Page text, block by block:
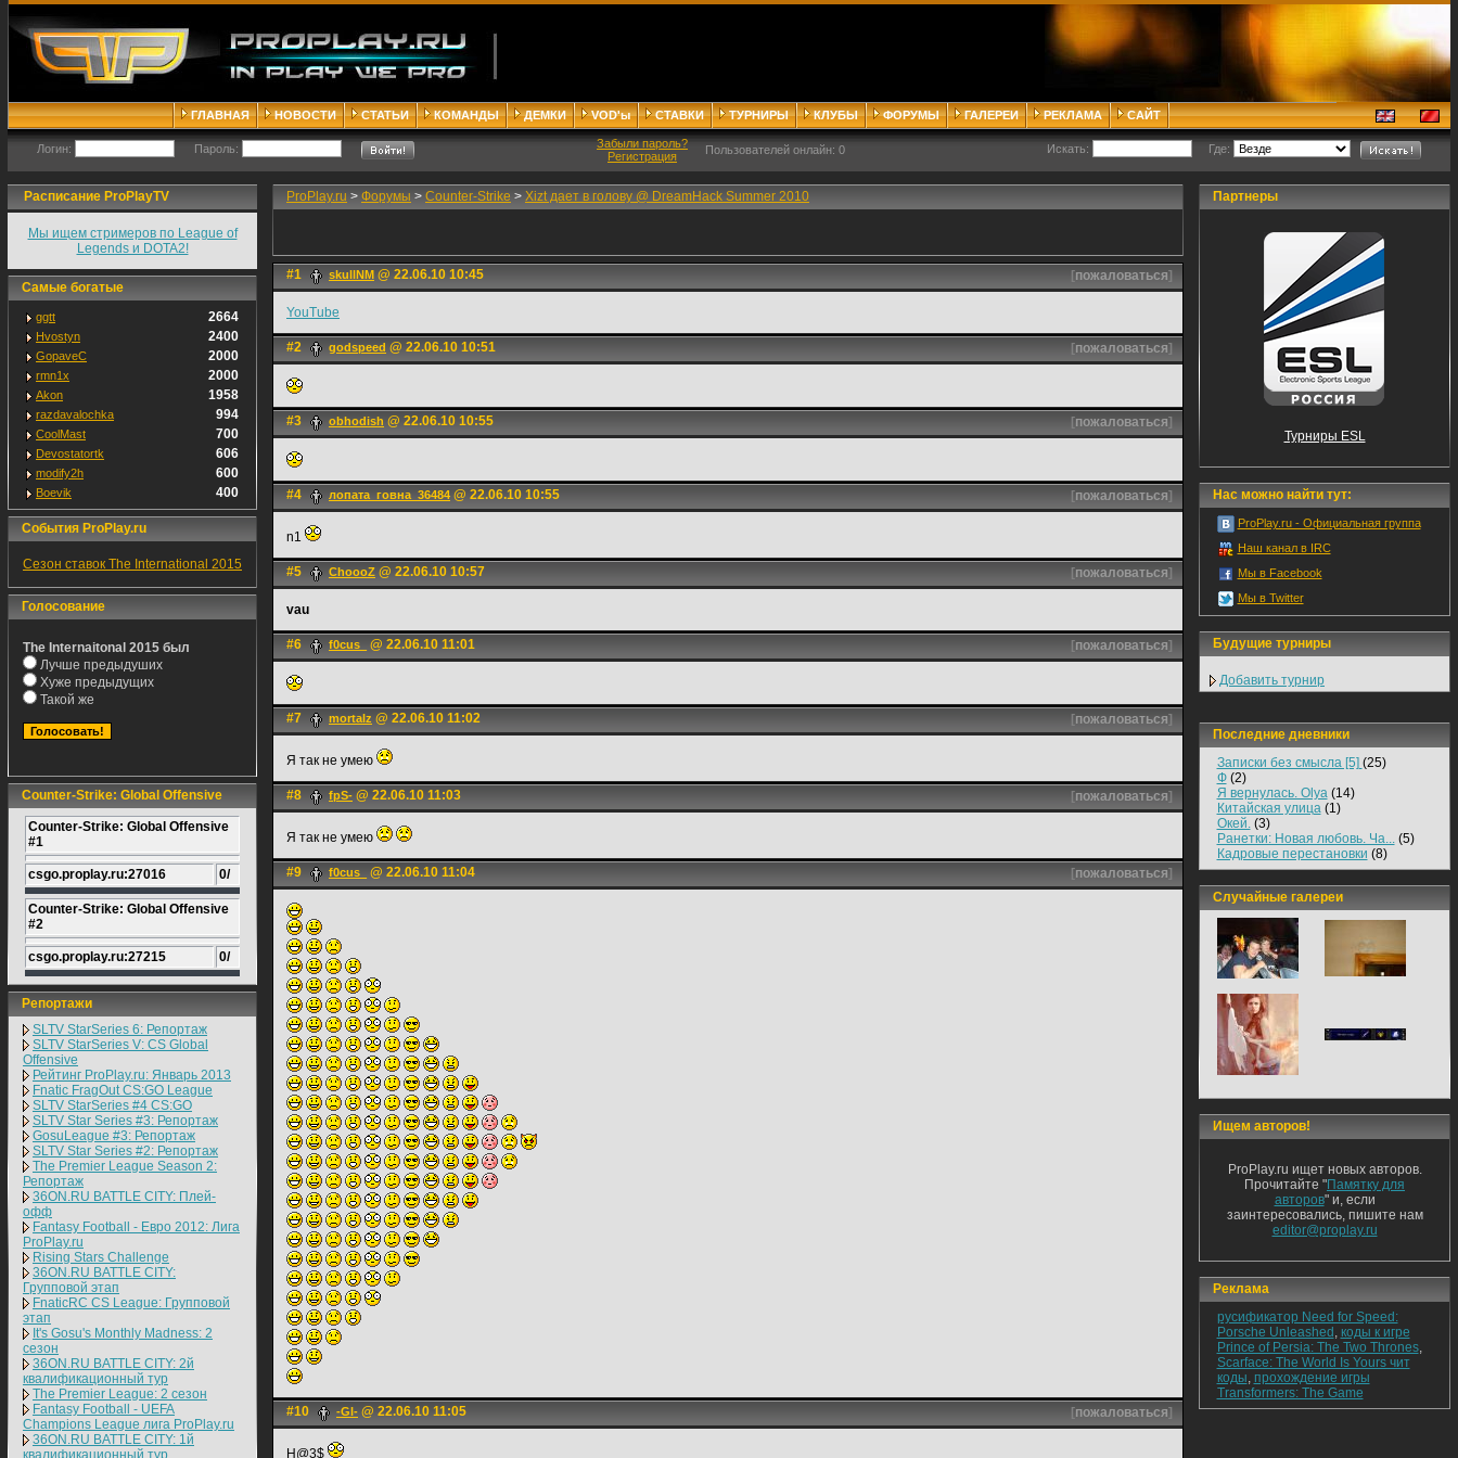
ГЛАВНАЯ НОВОСТИ СТАТЬИ КОМАНДЫ ДЕМКИ VOD'ы СТАВКИ ТУРНИРЫ КЛУБЫ ФОРУМЫ ГАЛЕРЕИ РЕКЛАМА САЙТ
Логин: Пароль:
Забыли пароль?
Регистрация
Пользователей онлайн: 0 Искать: Где:
Расписание ProPlayTV
Мы ищем стримеров по League of
Legends и DOTA2!
Самые богатые
ggtt 2664
Hvostyn 2400
GopaveC 2000
rmn1x 2000
Akon 1958
razdavalochka 994
CoolMast 700
Devostatortk 606
modify2h 600
Boevik 400
События ProPlay.ru
Сезон ставок The International 2015
Голосование
The Internaitonal 2015 был
Лучше предыдуших
Хуже предыдущих
Такой же
Counter-Strike: Global Offensive
Counter-Strike: Global Offensive
#1
csgo.proplay.ru:27016 0/
Counter-Strike: Global Offensive
#2
csgo.proplay.ru:27215 0/
Репортажи
SLTV StarSeries 6: Репортаж
SLTV StarSeries V: CS Global
Offensive
Рейтинг ProPlay.ru: Январь 2013
Fnatic FragOut CS:GO League
SLTV StarSeries #4 CS:GO
SLTV Star Series #3: Репортаж
GosuLeague #3: Репортаж
SLTV Star Series #2: Репортаж
The Premier League Season 2:
Репортаж
36ON.RU BATTLE CITY: Плей-
офф
Fantasy Football - Евро 2012: Лига
ProPlay.ru
Rising Stars Challenge
36ON.RU BATTLE CITY:
Групповой этап
FnaticRC CS League: Групповой
этап
It's Gosu's Monthly Madness: 2
сезон
36ON.RU BATTLE CITY: 2й
квалификационный тур
The Premier League: 2 cезон
Fantasy Football - UEFA
Champions League лига ProPlay.ru
36ON.RU BATTLE CITY: 1й
квалификационный тур
ProPlay.ru > Форумы > Counter-Strike > Xizt дает в голову @ DreamHack Summer 2010
#1 skullNM @ 22.06.10 10:45 [пожаловаться]
YouTube
#2 godspeed @ 22.06.10 10:51 [пожаловаться]
#3 obhodish @ 22.06.10 10:55 [пожаловаться]
#4 лопата_говна_36484 @ 22.06.10 10:55 [пожаловаться]
n1
#5 ChoooZ @ 22.06.10 10:57 [пожаловаться]
vau
#6 f0cus_ @ 22.06.10 11:01 [пожаловаться]
#7 mortalz @ 22.06.10 11:02 [пожаловаться]
Я так не умею
#8 fpS- @ 22.06.10 11:03 [пожаловаться]
Я так не умею
#9 f0cus_ @ 22.06.10 11:04 [пожаловаться]
#10 -Gl- @ 22.06.10 11:05 [пожаловаться]
H@3$
Партнеры
Турниры ESL
Нас можно найти тут:
ProPlay.ru - Официальная группа
Наш канал в IRC
Мы в Facebook
Мы в Twitter
Будущие турниры
Добавить турнир
Последние дневники
Записки без смысла [5] (25)
Ф(2)
Я вернулась. Olya(14)
Китайская улица(1)
Окей.(3)
Ранетки: Новая любовь. Ча...(5)
Кадровые перестановки (8)
Случайные галереи
Ищем авторов!
ProPlay.ru ищет новых авторов.
Прочитайте "Памятку для
авторов" и, если
заинтересовались, пишите нам
editor@proplay.ru
Реклама
русификатор Need for Speed:
Porsche Unleashed , коды к игре
Prince of Persia: The Two Thrones,
Scarface: The World Is Yours чит
коды, прохождение игры
Transformers: The Game